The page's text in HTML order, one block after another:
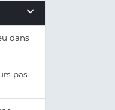
dans
pas